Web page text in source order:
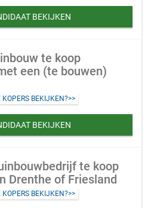
BEKIJKEN
te koop
een (te bouwen)
KOPERS BEKIJKEN?>>
BEKIJKEN
te koop
Drenthe of Friesland
KOPERS BEKIJKEN?>>